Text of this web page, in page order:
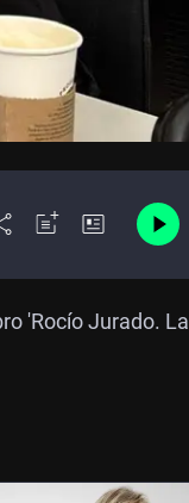
'Rocío Jurado. La